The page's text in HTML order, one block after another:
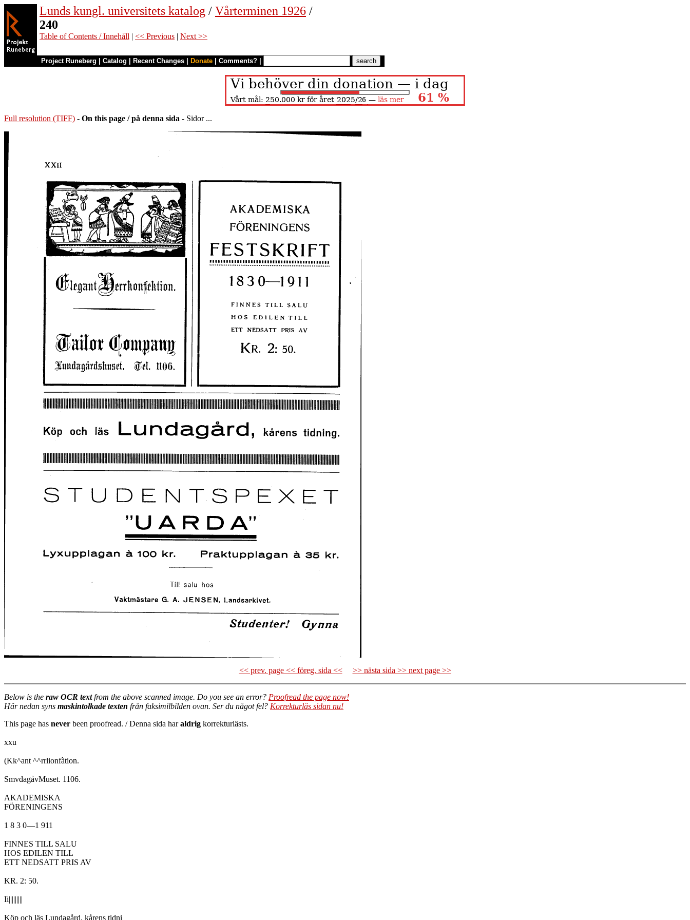
Lunds kungl. universitets katalog / Vårterminen 1926 /
240
Table of Contents / Innehåll | << Previous | Next >>
Project Runeberg Catalog Recent Changes Donate Comments?
Full resolution (TIFF) - On this page / på denna sida - Sidor ...
<< prev. page << föreg. sida << >> nästa sida >> next page >>
Below is the raw OCR textfrom the above scanned image. Do you see an error? Proofread the page now!
Här nedan syns maskintolkade texten från faksimilbilden ovan. Ser du något fel? Korrekturläs sidan nu!
This page has never been proofread. / Denna sida haraldrig korrekturlästs.
xxu
(Kk^ant ^^rrlionfàtion.
SmvdagåvMuset. 1106.
AKADEMISKA
FÖRENINGENS
1 8 3 0—1 911
FINNES TILL SALU
HOS EDILEN TILL
ETT NEDSATT PRIS AV
KR. 2: 50.
Ii|||||||||
Köp och läs Lundagård, kårens tidni